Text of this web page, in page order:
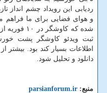
ردیابی این رویداد چشم انداز
و هوای فضایی برای ما فراهم
شده که
ثبت ویدئو کاوشگر پشت
دانلود و تحلیل شود.
منبع: parsianforum.ir